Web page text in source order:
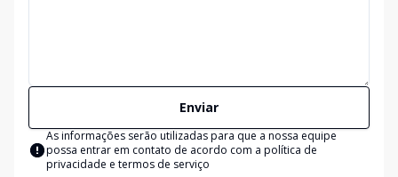
Enviar
As informações serão utilizadas para que a nossa equipe
possa entrar em contato de acordo com a política de
privacidade e termos de serviço